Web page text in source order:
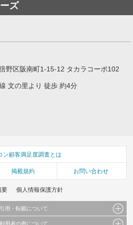
ズ
野区阪南町1-15-12 タカラコーポ102
文の里より 徒歩 約4分
ン顧客満足度調査とは
掲載規約 お問い合わせ
要 個人情報保護方針
引用・転載について
利用者の声について